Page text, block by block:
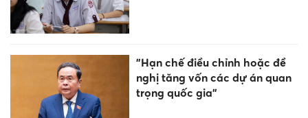
"Hạn chế điều chỉnh hoặc đề
nghị tăng vốn các dự án quan
trọng quốc gia"